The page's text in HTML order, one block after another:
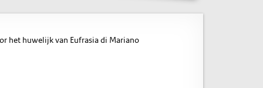
het huwelijk van Eufrasia di Mariano